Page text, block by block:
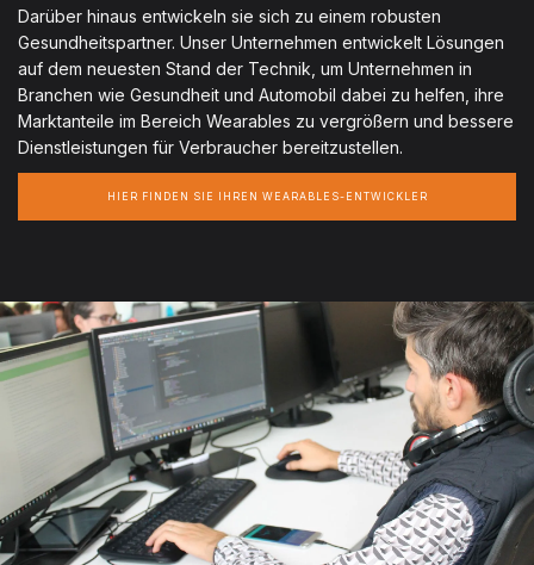
Darüber hinaus entwickeln sie sich zu einem robusten
Gesundheitspartner. Unser Unternehmen entwickelt Lösungen
auf dem neuesten Stand der Technik, um Unternehmen in
Branchen wie Gesundheit und Automobil dabei zu helfen, ihre
Marktanteile im Bereich Wearables zu vergrößern und bessere
Dienstleistungen für Verbraucher bereitzustellen.
HIER FINDEN SIE IHREN WEARABLES-ENTWICKLER